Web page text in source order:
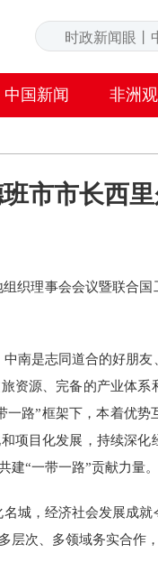
中国新闻 非洲
市市长西里
织理事会会议暨联合
南是志同道合的好朋
资源、完备的产业体
路”框架下，本着优
项目化发展，持续深
“一带一路”贡献力量。
城，经济社会发展成
次、多领域务实合作